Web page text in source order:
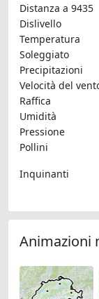
Distanza a 9435
Dislivello
Temperatura
Soleggiato
Precipitazioni
Velocità del
Raffica
Umidità
Pressione
Pollini
Inquinanti
Animazioni